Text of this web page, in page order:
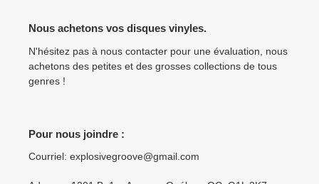
Nous achetons vos disques vinyles.
N'hésitez pas à nous contacter pour une évaluation, nous
achetons des petites et des grosses collections de tous
genres !
Pour nous joindre :
Courriel: explosivegroove@gmail.com